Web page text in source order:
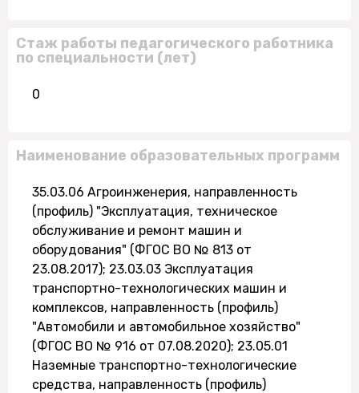
Стаж работы педагогического работника
по специальности (лет)
0
Наименование образовательных программ
35.03.06 Агроинженерия, направленность
(профиль) "Эксплуатация, техническое
обслуживание и ремонт машин и
оборудования" (ФГОС ВО № 813 от
23.08.2017); 23.03.03 Эксплуатация
транспортно-технологических машин и
комплексов, направленность (профиль)
"Автомобили и автомобильное хозяйство"
(ФГОС ВО № 916 от 07.08.2020); 23.05.01
Наземные транспортно-технологические
средства, направленность (профиль)